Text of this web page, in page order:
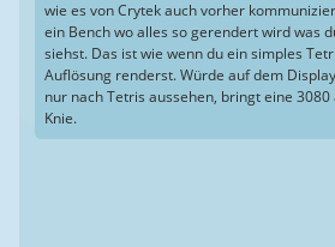
wie es von Crytek auch vorher
ein Bench wo alles so gerendert wird was
siehst. Das ist wie wenn du ein simples
Auflösung renderst. Würde auf dem
nur nach Tetris aussehen, bringt eine
Knie.